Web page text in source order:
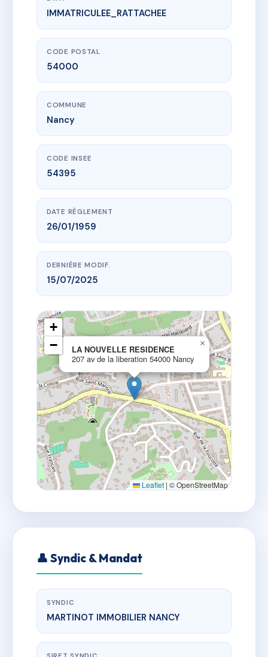
www.vme.plus/AC6485684
LA NOUVELLE RESIDENCE
207 av de la liberation
IMMATRICULEE_RATTACHEE
CODE POSTAL
54000
COMMUNE
Nancy
CODE INSEE
54395
DATE RÈGLEMENT
26/01/1959
DERNIÈRE MODIF.
15/07/2025
LA NOUVELLE RESIDENCE
207 av de la liberation 54000 Nancy
×
+
−
Leaflet | © OpenStreetMap
👤 Syndic & Mandat
SYNDIC
MARTINOT IMMOBILIER NANCY